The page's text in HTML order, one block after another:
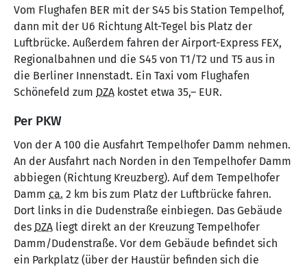
Vom Flughafen BER mit der S45 bis Station Tempelhof,
dann mit der U6 Richtung Alt-Tegel bis Platz der
Luftbrücke. Außerdem fahren der Airport-Express FEX,
Regionalbahnen und die S45 von T1/T2 und T5 aus in
die Berliner Innenstadt. Ein Taxi vom Flughafen
Schönefeld zum DZA kostet etwa 35,– EUR.
Per PKW
Von der A 100 die Ausfahrt Tempelhofer Damm nehmen.
An der Ausfahrt nach Norden in den Tempelhofer Damm
abbiegen (Richtung Kreuzberg). Auf dem Tempelhofer
Damm ca. 2 km bis zum Platz der Luftbrücke fahren.
Dort links in die Dudenstraße einbiegen. Das Gebäude
des DZA liegt direkt an der Kreuzung Tempelhofer
Damm/Dudenstraße. Vor dem Gebäude befindet sich
ein Parkplatz (über der Haustür befinden sich die